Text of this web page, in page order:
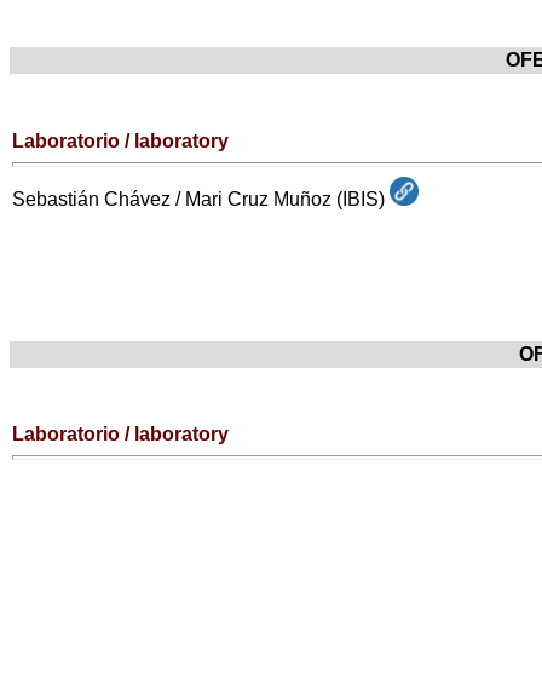
Laboratorio / laboratory
Sebastián Chávez / Mari Cruz Muñoz (IBIS)
Laboratorio / laboratory